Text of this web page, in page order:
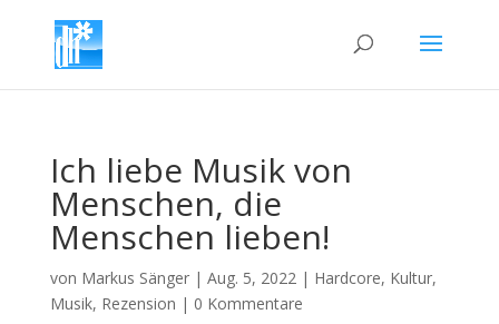
Ich liebe Musik von
Menschen, die
Menschen lieben!
von Markus Sänger| Aug. 5, 2022| Hardcore, Kultur,
Musik, Rezension | 0 Kommentare